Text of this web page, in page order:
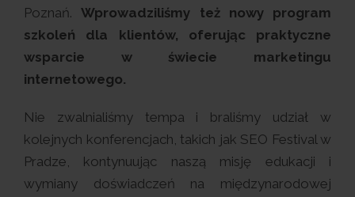
Poznań. Wprowadziliśmy też nowy program
szkoleń dla klientów, oferując praktyczne
wsparcie w świecie marketingu
internetowego.
Nie zwalnialiśmy tempa i braliśmy udział w
kolejnych konferencjach, takich jak SEO Festival w
Pradze, kontynuując naszą misję edukacji i
wymiany doświadczeń na międzynarodowej